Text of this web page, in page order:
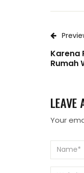
Karena
Rumah
LEAVE
Your